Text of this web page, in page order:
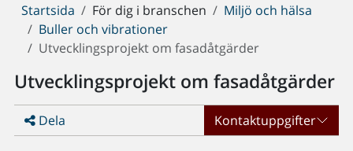
Du
är
här:
Startsida För dig i branschen
Miljö och hälsa
Buller och vibrationer
Utvecklingsprojekt om fasadåtgärder
Utvecklingsprojekt om fasadåtgärder
Dela Kontaktuppgifter